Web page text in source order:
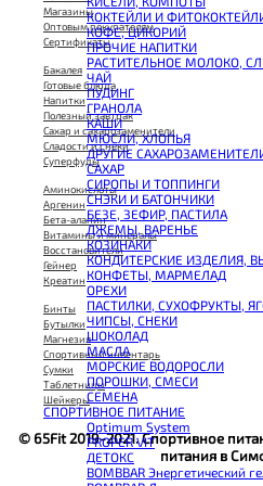
CHIKALAB Вафля двойная с
SNAQ FABRIQ Вафли с
SNAQ FABRIQ Хлебцы рисовые
SNAQ FABRIQ Батончик
SNAQ FABRIQ Батончик в
SNAQ FABRIQ Батончик в
КОКТЕЙЛИ И
КОФЕ, ЦИКОРИЙ
ПРОЧИЕ НАПИТКИ
РАСТИТЕЛЬНОЕ МОЛОКО,
ЧАЙ
ПУДИНГ
ГРАНОЛА
КАШИ
МЮСЛИ, ХЛОПЬЯ
ДРУГИЕ
САХАР
СИРОПЫ И ТОППИНГИ
СНЭКИ И БАТОНЧИКИ
БЕЗЕ, ЗЕФИР, ПАСТИЛА
ДЖЕМЫ, ВАРЕНЬЕ
КОЗИНАКИ
КОНДИТЕРСКИЕ ИЗДЕЛИЯ,
КОНФЕТЫ, МАРМЕЛАД
ОРЕХИ
ПАСТИЛКИ, СУХОФРУКТЫ,
ЧИПСЫ, СНЕКИ
ШОКОЛАД
МАСЛА
МОРСКИЕ ВОДОРОСЛИ
ПОРОШКИ, СМЕСИ
СЕМЕНА
СПОРТИВНОЕ ПИТАНИЕ
Optimum System
PROPER VIT
ДЕТОКС
BOMBBAR Энергетический
Магазины
Оптовым покупателям
Сертификаты
Бакалея
Готовые блюда
Напитки
Полезный завтрак
Сахар и сахарозаменители
Сладости и снеки
Суперфуды
Аминокислоты
Аргенин
Бета-аланин
Витамины и минералы
Восстановители
Гейнер
Креатин
Бинты
Бутылки
Магнезия
Спортивный инвентарь
Сумки
Таблетницы
Шейкеры
© 65Fit 2019-2021. Спортивное
питания в